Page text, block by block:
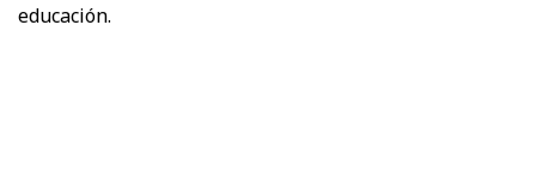
educación.